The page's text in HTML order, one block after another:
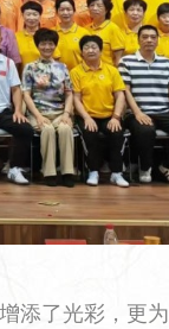
添了光彩，更